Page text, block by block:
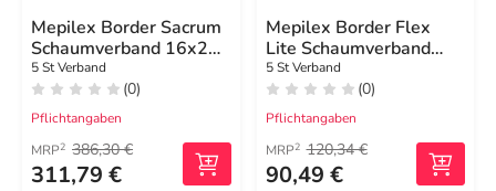
Mepilex Border Sacrum
Schaumverband 16x20
cm steril
5 St Verband
(0)
Pflichtangaben
MRP2 386,30 €
311,79 €
Mepilex Border Flex
Lite Schaumverband
10x10 cm
5 St Verband
(0)
Pflichtangaben
MRP2 120,34 €
90,49 €